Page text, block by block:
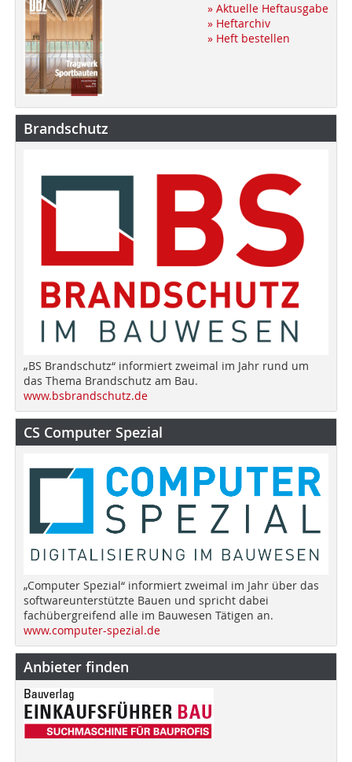
» Aktuelle Heftausgabe
» Heftarchiv
» Heft bestellen
Brandschutz
„BS Brandschutz“ informiert zweimal im Jahr rund um
das Thema Brandschutz am Bau.
www.bsbrandschutz.de
CS Computer Spezial
„Computer Spezial“ informiert zweimal im Jahr über das
softwareunterstützte Bauen und spricht dabei
fachübergreifend alle im Bauwesen Tätigen an.
www.computer-spezial.de
Anbieter finden